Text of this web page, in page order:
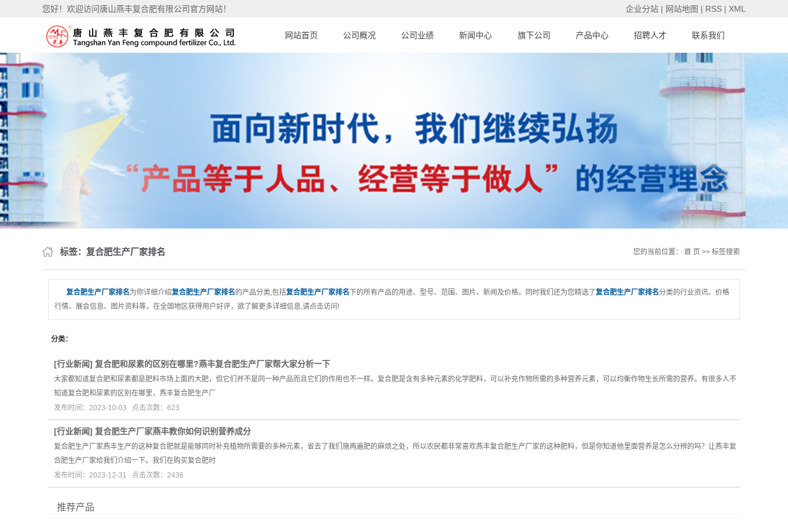
您好！欢迎访问唐山燕丰复合肥有限公司官方网站！ 企业分站 | 网站地图 | RSS | XML
网站首页 公司概况 公司业绩 新闻中心 旗下公司 产品中心 招聘人才 联系我们
标签：复合肥生产厂家排名 您的当前位置： 首 页 >> 标签搜索
复合肥生产厂家排名为你详细介绍复合肥生产厂家排名的产品分类,包括复合肥生产厂家排名 下的所有产品的用途、型号、范围、图片、新闻及价格。同时我们还为您精选了复合肥生产厂家排名分类的行业资讯、价格
行情、展会信息、图片资料等，在全国地区获得用户好评，欲了解更多详细信息,请点击访问!
分类：
[行业新闻] 复合肥和尿素的区别在哪里?燕丰复合肥生产厂家帮大家分析一下
大家都知道复合肥和尿素都是肥料市场上面的大肥，但它们并不是同一种产品而且它们的作用也不一样。复合肥是含有多种元素的化学肥料，可以补充作物所需的多种营养元素，可以均衡作物生长所需的营养。有很多人不
知道复合肥和尿素的区别在哪里，燕丰复合肥生产厂
发布时间：2023-10-03 点击次数：623
[行业新闻] 复合肥生产厂家燕丰教你如何识别营养成分
复合肥生产厂家燕丰生产的这种复合肥就是能够同时补充植物所需要的多种元素，省去了我们施两遍肥的麻烦之处，所以农民都非常喜欢燕丰复合肥生产厂家的这种肥料，但是你知道他里面营养是怎么分辨的吗？让燕丰复
合肥生产厂家给我们介绍一下。我们在购买复合肥时
发布时间：2023-12-31 点击次数：2436
推荐产品